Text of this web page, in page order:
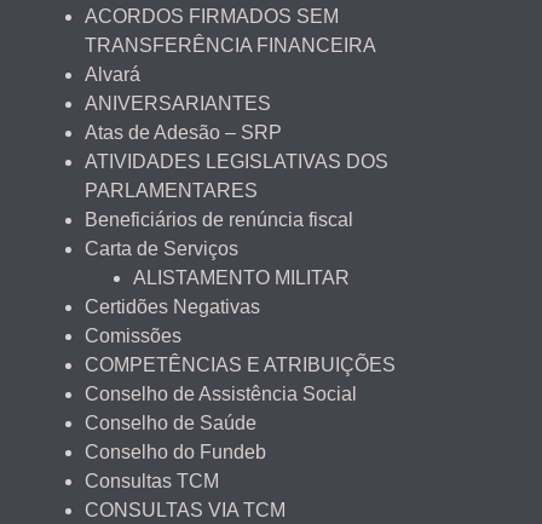
ACORDOS FIRMADOS SEM
TRANSFERÊNCIA FINANCEIRA
Alvará
ANIVERSARIANTES
Atas de Adesão – SRP
ATIVIDADES LEGISLATIVAS DOS
PARLAMENTARES
Beneficiários de renúncia fiscal
Carta de Serviços
ALISTAMENTO MILITAR
Certidões Negativas
Comissões
COMPETÊNCIAS E ATRIBUIÇÕES
Conselho de Assistência Social
Conselho de Saúde
Conselho do Fundeb
Consultas TCM
CONSULTAS VIA TCM